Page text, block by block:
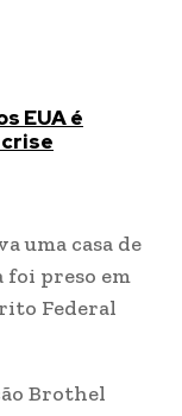
EUA é
uma casa de
preso em
Federal
Brothel